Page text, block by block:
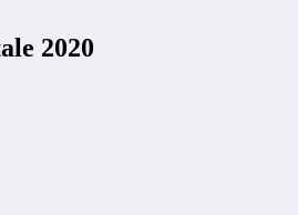
2020